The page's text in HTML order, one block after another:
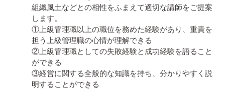
組織風土などとの相性をふまえて適切な講師をご提案
します。
①上級管理職以上の職位を務めた経験があり、重責を
担う上級管理職の心情が理解できる
②上級管理職としての失敗経験と成功経験を語ること
ができる
③経営に関する全般的な知識を持ち、分かりやすく説
明することができる